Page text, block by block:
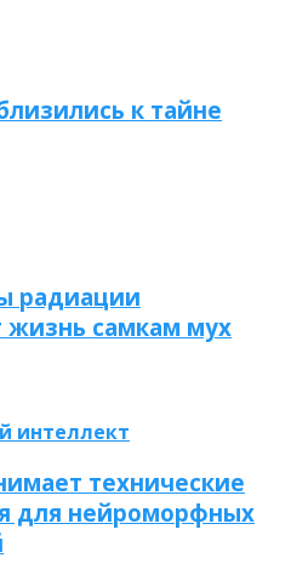
к тайне
радиации
жизнь самкам мух
интеллект
технические
для нейроморфных